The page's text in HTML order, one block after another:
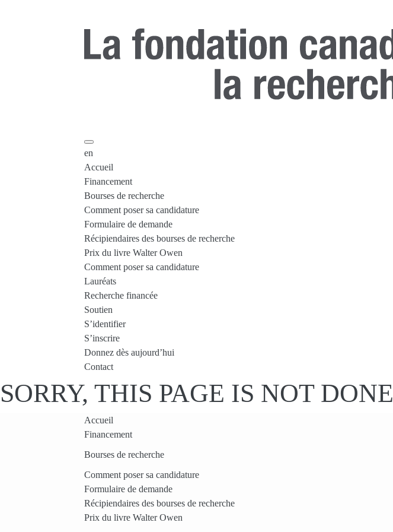
en
Accueil
Financement
Bourses de recherche
Comment poser sa candidature
Formulaire de demande
Récipiendaires des bourses de recherche
Prix du livre Walter Owen
Comment poser sa candidature
Lauréats
Recherche financée
Soutien
S’identifier
S’inscrire
Donnez dès aujourd’hui
Contact
SORRY, THIS PAGE IS NOT DONE
Accueil
Financement
Bourses de recherche
Comment poser sa candidature
Formulaire de demande
Récipiendaires des bourses de recherche
Prix du livre Walter Owen